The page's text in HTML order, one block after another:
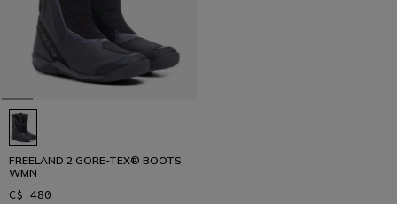
FREELAND 2 GORE-TEX® BOOTS
WMN
C$ 480